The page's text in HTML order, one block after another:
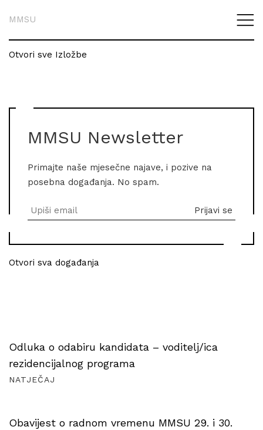
MMSU
Otvori sve Izložbe
MMSU Newsletter
Primajte naše mjesečne najave, i pozive na
posebna događanja. No spam.
Otvori sva događanja
Odluka o odabiru kandidata – voditelj/ica
rezidencijalnog programa
NATJEČAJ
Obavijest o radnom vremenu MMSU 29. i 30.